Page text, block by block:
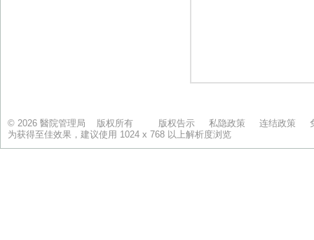
© 2026 醫院管理局 版权所有 版权告示 私隐政策 连结政策
为获得至佳效果，建议使用 1024 x 768 以上解析度浏览